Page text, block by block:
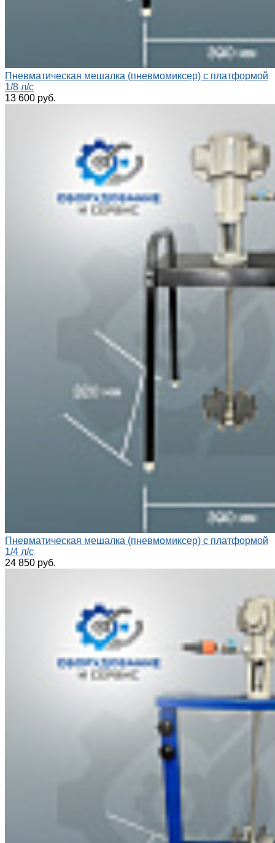
Пневматическая мешалка (пневмомиксер) с платформой
1/8 л/с
13 600 руб.
Пневматическая мешалка (пневмомиксер) с платформой
1/4 л/с
24 850 руб.